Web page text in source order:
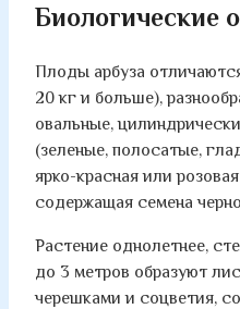
Биологические
Плоды арбуза
20 кг и больше),
овальные,
(зеленые, полосатые,
ярко-красная или
содержащая семена
Растение однолетнее,
до 3 метров образуют
черешками и соцветия,